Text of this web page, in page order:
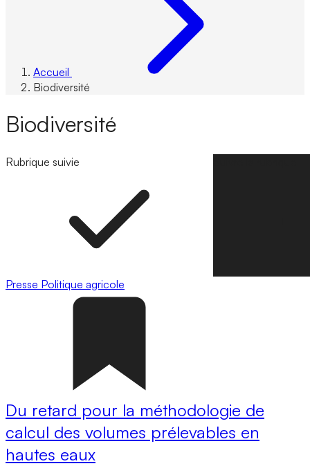
Accueil
Biodiversité
Biodiversité
Rubrique suivie
Presse Politique agricole
Du retard pour la méthodologie de
calcul des volumes prélevables en
hautes eaux